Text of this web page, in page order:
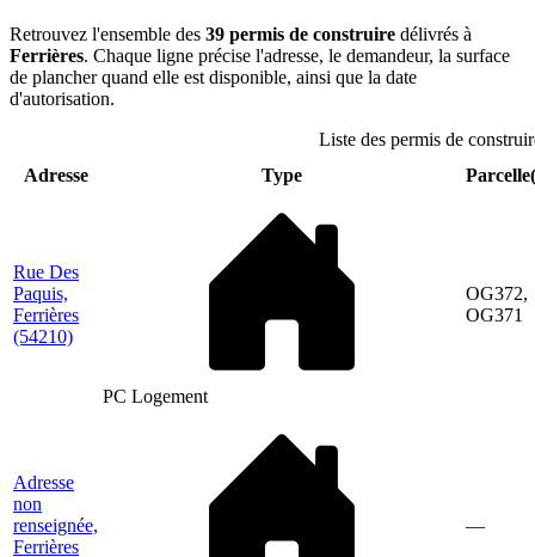
Retrouvez l'ensemble des 39 permis de construire délivrés à
Ferrières. Chaque ligne précise l'adresse, le demandeur, la surface
de plancher quand elle est disponible, ainsi que la date
d'autorisation.
Liste des permis de
Adresse
Type
Rue Des
Paquis,
Ferrières
(54210)
PC Logement
OG372,
OG371
Adresse
non
renseignée,
Ferrières
—